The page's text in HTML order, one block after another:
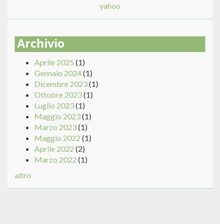
yahoo
Archivio
Aprile 2025 (1)
Gennaio 2024(1)
Dicembre 2023(1)
Ottobre 2023(1)
Luglio 2023(1)
Maggio 2023(1)
Marzo 2023(1)
Maggio 2022 (1)
Aprile 2022 (2)
Marzo 2022 (1)
altro